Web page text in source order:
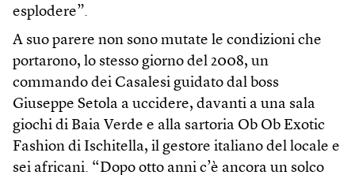
esplodere”.
A suo parere non sono mutate le condizioni che
portarono, lo stesso giorno del 2008, un
commando dei Casalesi guidato dal boss
Giuseppe Setola a uccidere, davanti a una sala
giochi di Baia Verde e alla sartoria Ob Ob Exotic
Fashion di Ischitella, il gestore italiano del locale e
sei africani. “Dopo otto anni c’è ancora un solco